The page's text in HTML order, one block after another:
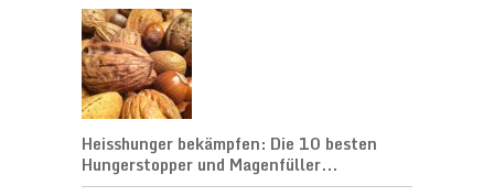
Heisshunger bekämpfen: Die 10 besten
Hungerstopper und Magenfüller...